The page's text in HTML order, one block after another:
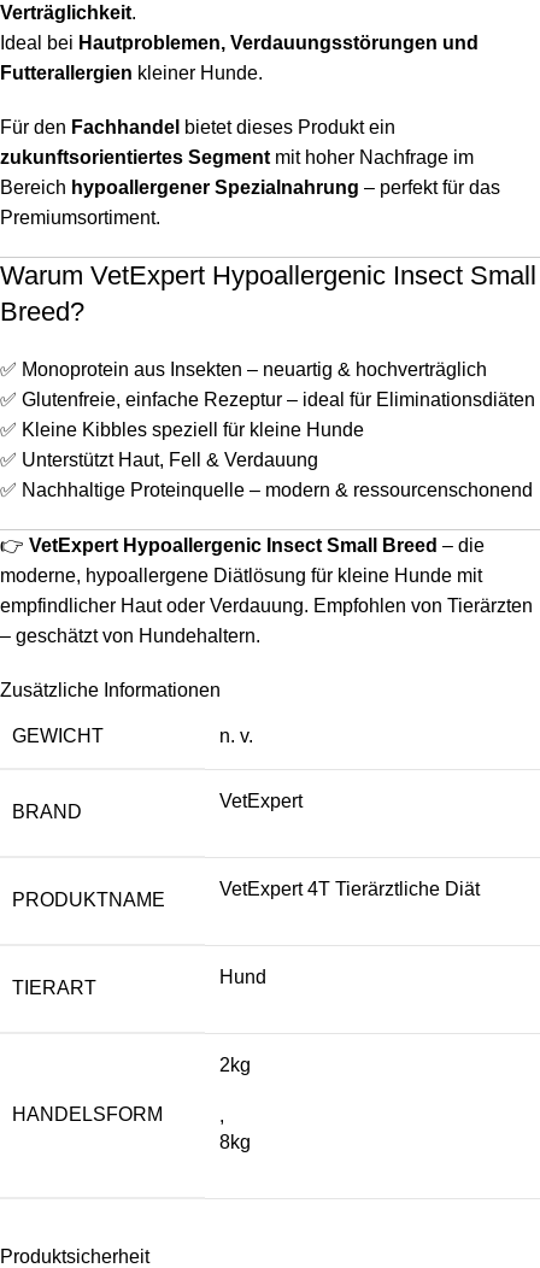
Verträglichkeit.
Ideal bei Hautproblemen, Verdauungsstörungen und
Futterallergien kleiner Hunde.
Für den Fachhandel bietet dieses Produkt ein
zukunftsorientiertes Segment mit hoher Nachfrage im
Bereich hypoallergener Spezialnahrung – perfekt für das
Premiumsortiment.
Warum VetExpert Hypoallergenic Insect Small
Breed?
✅ Monoprotein aus Insekten – neuartig & hochverträglich
✅ Glutenfreie, einfache Rezeptur – ideal für Eliminationsdiäten
✅ Kleine Kibbles speziell für kleine Hunde
✅ Unterstützt Haut, Fell & Verdauung
✅ Nachhaltige Proteinquelle – modern & ressourcenschonend
👉 VetExpert Hypoallergenic Insect Small Breed – die
moderne, hypoallergene Diätlösung für kleine Hunde mit
empfindlicher Haut oder Verdauung. Empfohlen von Tierärzten
– geschätzt von Hundehaltern.
Zusätzliche Informationen
GEWICHT n. v.
BRAND
VetExpert
PRODUKTNAME
VetExpert 4T Tierärztliche Diät
TIERART
Hund
HANDELSFORM
2kg
,
8kg
Produktsicherheit